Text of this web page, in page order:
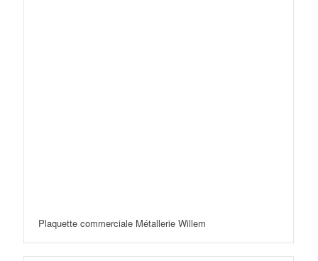
Plaquette commerciale Métallerie Willem